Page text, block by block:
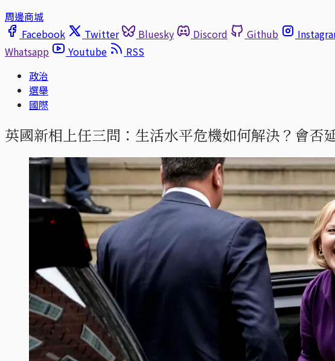
周邊商城
Facebook
Twitter Bluesky Discord Github
Whatsapp
Youtube
RSS
政治
選舉
國際
英國新相上任三問：生活水平危機如何解決？會否